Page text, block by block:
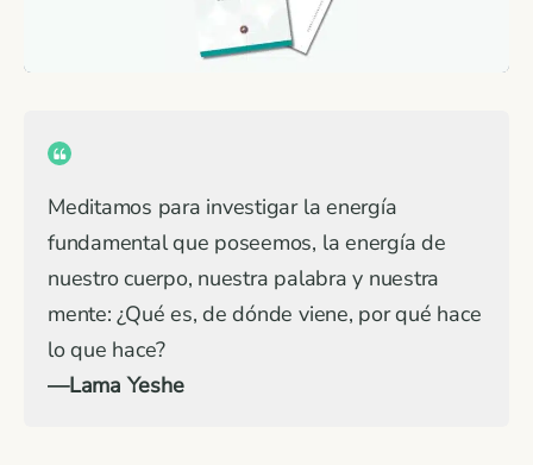
Meditamos para investigar la energía
fundamental que poseemos, la energía de
nuestro cuerpo, nuestra palabra y nuestra
mente: ¿Qué es, de dónde viene, por qué hace
lo que hace?
—Lama Yeshe